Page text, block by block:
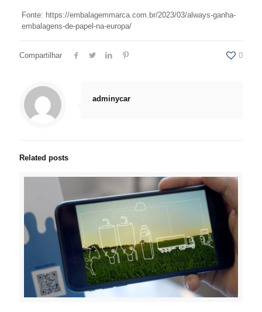
Fonte: https://embalagemmarca.com.br/2023/03/always-ganha-
embalagens-de-papel-na-europa/
Compartilhar 0
adminycar
Related posts